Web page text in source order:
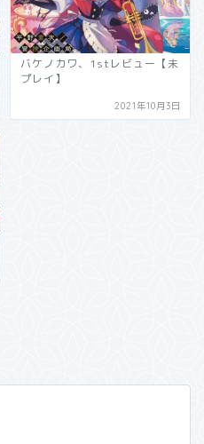
バケノカワ、1stレビュー【未
プレイ】
2021年10月3日